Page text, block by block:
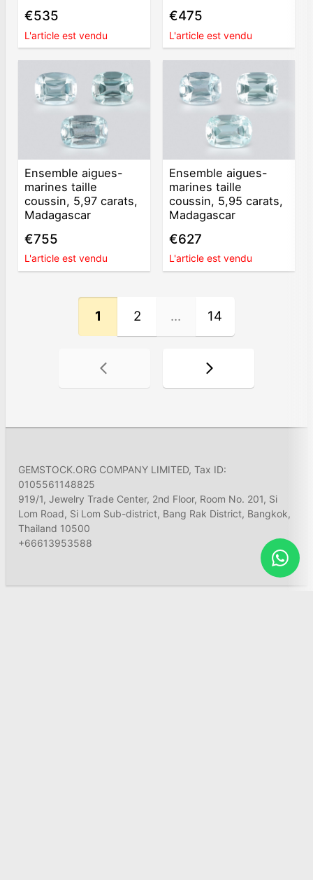
€535
L'article est vendu
€475
L'article est vendu
Ensemble aigues-
marines taille
coussin, 5,97 carats,
Madagascar
€755
L'article est vendu
Ensemble aigues-
marines taille
coussin, 5,95 carats,
Madagascar
€627
L'article est vendu
1 2 ... 14
GEMSTOCK.ORG COMPANY LIMITED, Tax ID:
0105561148825
919/1, Jewelry Trade Center, 2nd Floor, Room No. 201, Si
Lom Road, Si Lom Sub-district, Bang Rak District, Bangkok,
Thailand 10500
+66613953588